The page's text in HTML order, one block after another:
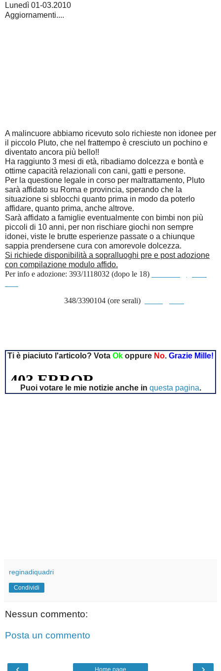
Lunedì 01-03.2010
Aggiornamenti....
A malincuore abbiamo ricevuto solo richieste non idonee per
il piccolo Pluto, che nel frattempo è cresciuto un pochino e
diventato ancora più bello!!
Ha raggiunto 3 mesi di età, ribadiamo dolcezza e bontà e
ottime capacità relazionali con cani, gatti e persone.
Per la questione legale in corso per maltrattamento, Pluto
sarà affidato su Roma e provincia, sperando che la
situazione si sblocchi quanto prima in modo da poterlo
affidare, quanto prima, anche altrove.
Sarà affidato a famiglie eventualmente con bimbi non più
piccoli di 10 anni, per non rischiare giochi non sempre
idonei, viste le brutte esperienze passate o a chiunque
sappia prendersene cura con amorevole dolcezza.
Si richiede disponibilità a sopralluoghi pre e post adozione
con compilazione modulo affido.
Per info e adozione: 393/1118032 (dopo le 18)
348/3390104 (ore serali)
Ti è piaciuto l'articolo? Vota Ok oppure No. Grazie Mille!
Puoi votare le mie notizie anche in questa pagina.
reginadiquadri
Condividi
Nessun commento:
Posta un commento
Home page